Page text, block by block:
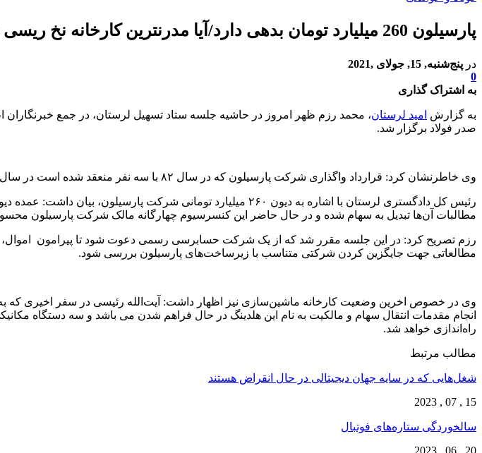
پارسیلون 260 میلیارد تومان بدهی دارد/آیا مدرنترین کارخانه نخ ریسی خاورمیانه راه اندازی خواهد شد
در پنج‌شنبه, 15, جولای ,2021
0
به اشتراک گذاری
به گزارش امید لرستان، محمد رزم ظهر امروز در حاشیه جلسه ستاد تسهیل لرستان، در جمع
صدر فولاد برگزار شد.
وی خاطرنشان کرد: قرارداد واگذاری شرکت پارسیلون که در سال ۸۲ با سه نفر منعقد شده است در سال ۹۴ فسخ و از مالکین و خریداران قبلی خلع ید و به شرکت آتیه دماوند واگذار شد.
رئیس کل دادگستری لرستان با اشاره به دیون ۲۶۰ میلیارد تومانی
مطالبات آن‌ها تبدیل به سهام شده و در حال حاضر این کنسرسیوم چهارگانه مالک شرکت پارسیلون
رزم تصریح کرد: در این جلسه مقرر شد که از یک شرکت حسابرسی رسمی دعوت شود تا پیرامون
مطالعاتی جهت جایگزین کردن شرکتی متناسب با زیرساخت‌های پارسیلون بررسی شود.
وی در خصوص اخرین وضعیت کارخانه ماشین‌سازی نیز اظهار داشت: آیت‌الله رئیسی در سفر اخیری که به
انجام مقدمات انتقال سهام و مالکیت به نام این هلدینگ در حال فراهم شدن می باشد و سه دستگاه
راه‌اندازی خواهد شد.
مطالب مرتبط
شغل‌‌هایی که در سایه جهان دیجیتالی در حال انقراض هستند
15 , 07 , 2023
سالخوردگی ستاره‌های فوتبال
20 , 06 , 2023